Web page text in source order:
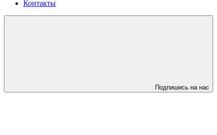
Контакты
Подпишись на нас